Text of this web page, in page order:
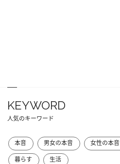
KEYWORD
人気のキーワード
本音 男女の本音 女性の本音
暮らす
生活